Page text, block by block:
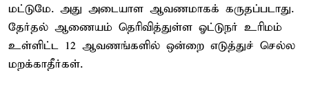
மட்டுமே. அது அடையாள ஆவணமாகக் கருதப்படாது.
தேர்தல் ஆணையம் தெரிவித்துள்ள ஓட்டுநர் உரிமம்
உள்ளிட்ட 12 ஆவணங்களில் ஒன்றை எடுத்துச் செல்ல
மறக்காதீர்கள்.